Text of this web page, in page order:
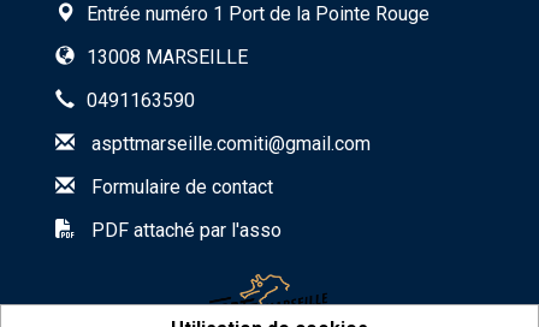
Entrée numéro 1 Port de la Pointe Rouge
13008 MARSEILLE
0491163590
aspttmarseille.comiti@gmail.com
Formulaire de contact
PDF attaché par l'asso